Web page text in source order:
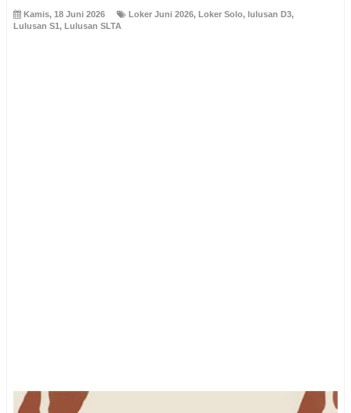
Kamis, 18 Juni 2026 Loker Juni 2026, Loker Solo, lulusan D3,
Lulusan S1, Lulusan SLTA